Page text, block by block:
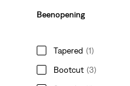
Beenopening
Tapered (1)
Bootcut (3)